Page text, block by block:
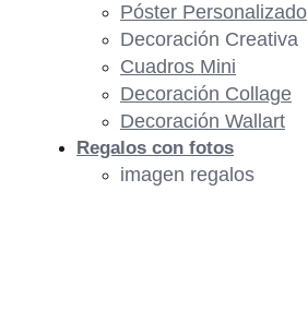
Póster Personalizado
Decoración Creativa
Cuadros Mini
Decoración Collage
Decoración Wallart
Regalos con fotos
imagen regalos